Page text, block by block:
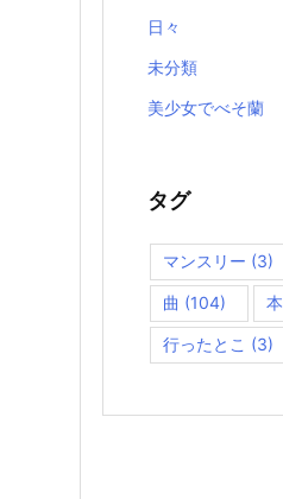
日々
未分類
美少女でべそ蘭
タグ
マンスリー (3)
曲 (104) 本
行ったとこ (3)